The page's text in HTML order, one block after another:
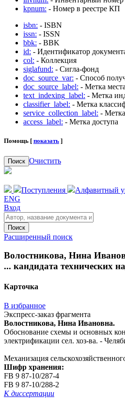
kpnum: - Номер в реестре КП
isbn: - ISBN
issn: - ISSN
bbk: - BBK
id: - Идентификатор
col: - Коллекция
siglafund: - Сигла-фонд
doc_source_var: - Способ
doc_source_label: - Метка
text_indexing_label: - Метка
classifier_label: - Метка
service_collection_label: -
access_label: - Метка доступа
Помощь [ показать ]
Поиск Очистить
Поступления Алфавитный
ENG
Вход
Поиск
Расширенный поиск
Волостникова, Нина
... кандидата технических
Карточка
В избранное
Экспресс-заказ фрагмента
Волостникова, Нина Ивановна.
Обоснование схемы и основных
электрификации сел. хоз-ва. -
Механизация
Шифр хранения:
FB 9 87-10/287-4
FB 9 87-10/288-2
К диссертации